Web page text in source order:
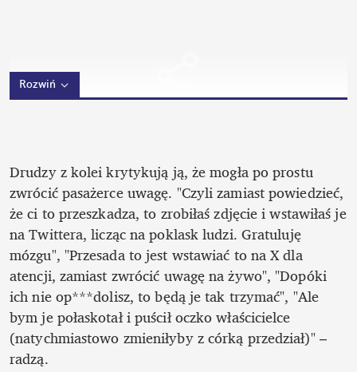
Rozwiń
Drudzy z kolei krytykują ją, że mogła po prostu
zwrócić pasażerce uwagę. "Czyli zamiast powiedzieć,
że ci to przeszkadza, to zrobiłaś zdjęcie i wstawiłaś je
na Twittera, licząc na poklask ludzi. Gratuluję
mózgu", "Przesada to jest wstawiać to na X dla
atencji, zamiast zwrócić uwagę na żywo", "Dopóki
ich nie op***dolisz, to będą je tak trzymać", "Ale
bym je połaskotał i puścił oczko właścicielce
(natychmiastowo zmieniłyby z córką przedział)" –
radzą.